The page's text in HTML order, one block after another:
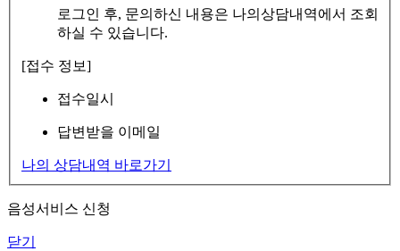
로그인 후, 문의하신 내용은 나의상담내역에서 조회
하실 수 있습니다.
[접수 정보]
접수일시
답변받을 이메일
나의 상담내역 바로가기
음성서비스 신청
닫기